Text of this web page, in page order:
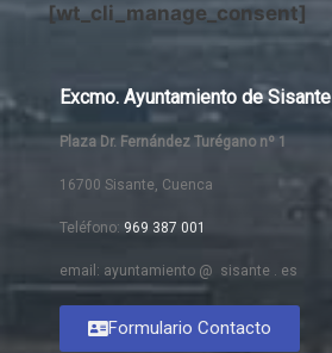
[wt_cli_manage_consent]
Excmo. Ayuntamiento de Sisante
Plaza Dr. Fernández Turégano nº 1
16700 Sisante, Cuenca
Teléfono: 969 387 001
email: ayuntamiento @ sisante . es
Formulario Contacto